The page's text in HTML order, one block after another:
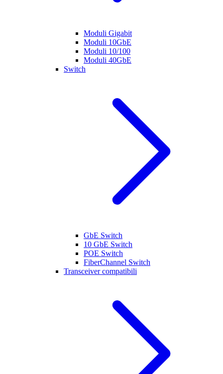
Moduli Gigabit
Moduli 10GbE
Moduli 10/100
Moduli 40GbE
Switch
GbE Switch
10 GbE Switch
POE Switch
FiberChannel Switch
Transceiver compatibili